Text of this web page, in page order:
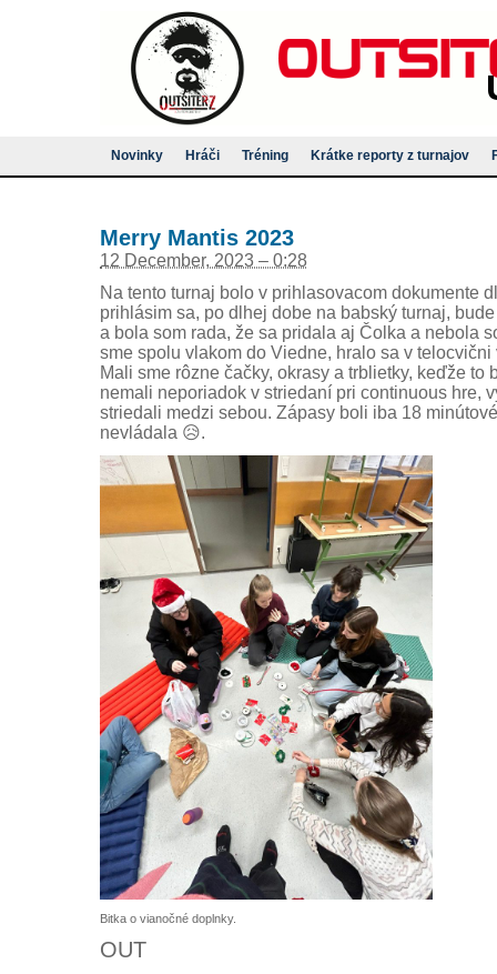
Novinky Hráči Tréning Krátke reporty z turnajov
Merry Mantis 2023
12 December, 2023 – 0:28
Na tento turnaj bolo v prihlasovacom dokumente
prihlásim sa, po dlhej dobe na babský turnaj,
a bola som rada, že sa pridala aj Čolka a nebola
sme spolu vlakom do Viedne, hralo sa v
Mali sme rôzne čačky, okrasy a trblietky, keďže to
nemali neporiadok v striedaní pri continuous hre,
striedali medzi sebou. Zápasy boli iba 18
nevládala 😥.
Bitka o vianočné doplnky.
OUT